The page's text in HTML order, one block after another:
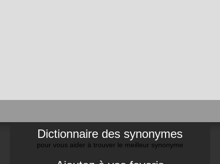
Dictionnaire des synonymes
pour vous aider à trouver le meilleur synonyme